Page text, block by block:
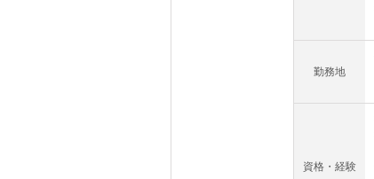
勤務地
資格・経験